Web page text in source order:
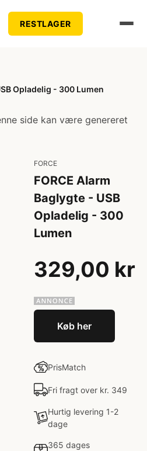
RESTLAGER
Opladelig - 300 Lumen
side kan være genereret
FORCE
FORCE Alarm
Baglygte - USB
Opladelig - 300
Lumen
329,00 kr
Køb her
PrisMatch
Fri fragt over kr. 349
Hurtig levering 1-2
dage
365 dages